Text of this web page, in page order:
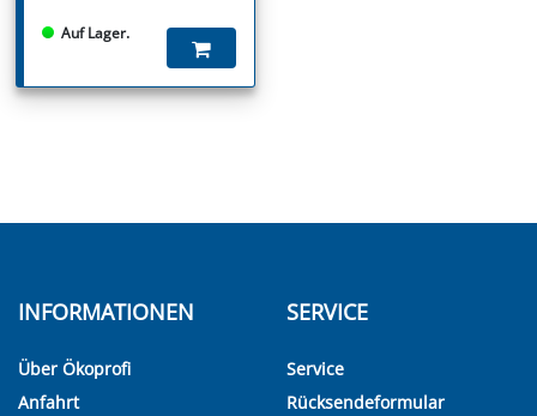
Auf Lager.
INFORMATIONEN
Über Ökoprofi
Anfahrt
SERVICE
Service
Rücksendeformular